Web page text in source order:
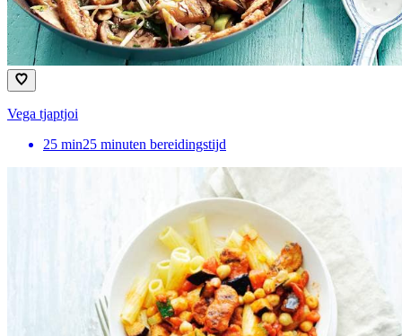
Vega tjaptjoi
25 min25 minuten bereidingstijd